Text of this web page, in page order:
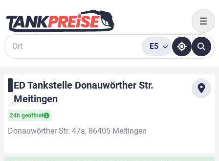
Suche
E5
ED Tankstelle Donauwörther Str.
Meitingen
24h geöffnet
Donauwörther Str. 47a, 86405 Meitingen